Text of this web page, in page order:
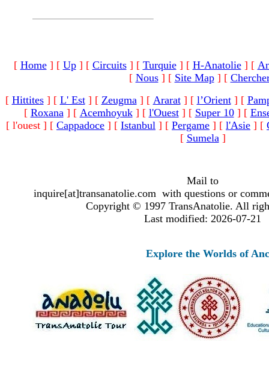
[ Home] [ Up] [ Circuits] [ Turquie] [ H-Anatolie] [
[ Nous] [ Site Map] [
[ Hittites] [ L' Est] [ Zeugma] [ Ararat] [ l’Orient] [
[ Roxana] [ Acemhoyuk] [ l'Ouest] [ Super 10] [
[ l'ouest ] [ Cappadoce ] [ Istanbul ] [ Pergame ] [ l'Asie ] [
[ Sumela]
Mail to
inquire[at]transanatolie.com with questions or
Copyright © 1997 TransAnatolie. All
Last modified: 2026-07-21
Explore the Worlds of Ancient